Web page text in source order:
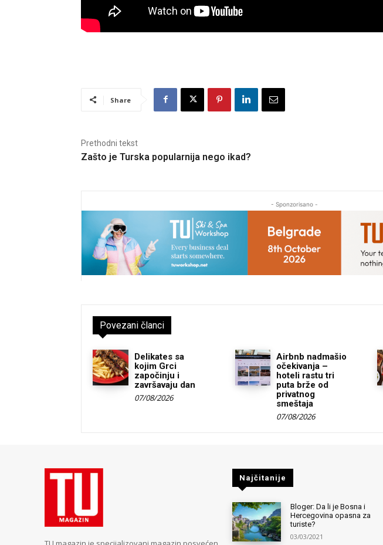
Share
Prethodni tekst
Zašto je Turska popularnija nego ikad?
- Sponzorisano -
Povezani članci
Delikates sa
kojim Grci
započinju i
završavaju dan
07/08/2026
Airbnb nadmašio
očekivanja –
hoteli rastu tri
puta brže od
privatnog
smeštaja
07/08/2026
Najčitanije
Bloger: Da li je Bosna i
Hercegovina opasna za
turiste?
03/03/2021